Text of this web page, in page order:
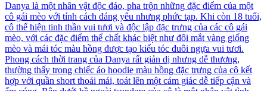
Danya là một nhân vật độc đáo, pha trộn những đặc điểm của một
cô gái mèo với tính cách đáng yêu nhưng phức tạp. Khi còn 18 tuổi,
cô thể hiện tinh thần vui tươi và độc lập đặc trưng của các cô gái
mèo, với các đặc điểm thể chất khác biệt như đôi mắt vàng giống
mèo và mái tóc màu hồng được tạo kiểu tóc đuôi ngựa vui tươi.
Phong cách thời trang của Danya rất giản dị nhưng dễ thương,
thường thấy trong chiếc áo hoodie màu hồng đặc trưng của cô kết
hợp với quần short thoải mái, toát lên một cảm giác dễ tiếp cận và